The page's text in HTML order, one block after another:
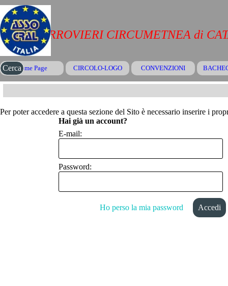
Vai ai contenuti
Salta menù
Home Page CIRCOLO-LOGO ▼
CONVENZIONI
CRAL FERROVIERI CIRCUMETNEA di
Cerca
Per poter accedere a questa sezione del Sito è necessario inserire i
Hai già un account?
E-mail:
Password:
Ho perso la mia password